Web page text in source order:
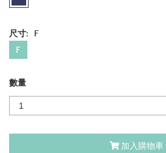
尺寸: F
F
數量
加入購物車